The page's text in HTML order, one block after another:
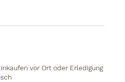
vor Ort oder Erledigung